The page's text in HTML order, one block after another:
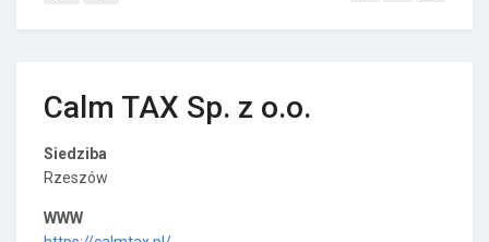
Calm TAX Sp. z o.o.
Siedziba
Rzeszów
WWW